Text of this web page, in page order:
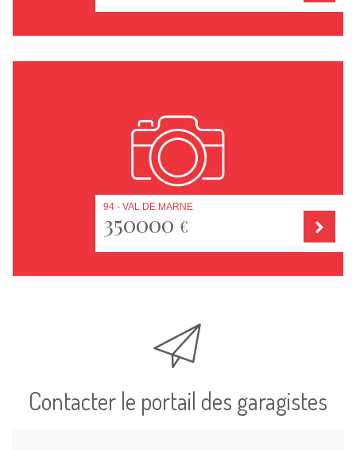
94 - VAL DE MARNE
350000 €
Contacter le portail des garagistes